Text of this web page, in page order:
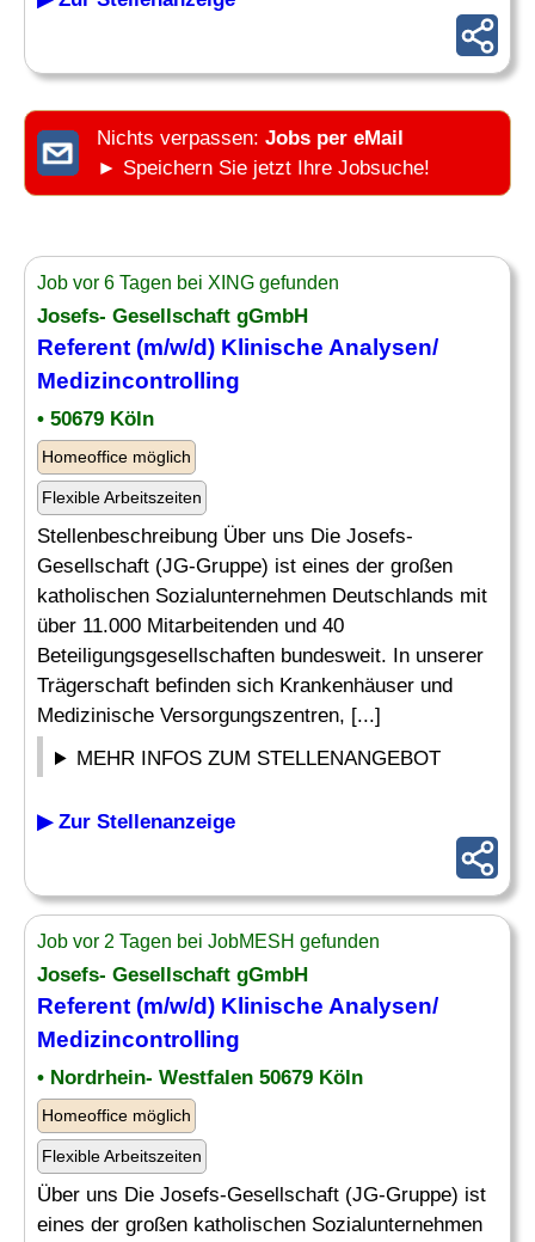
Nichts verpassen: Jobs per eMail
► Speichern Sie jetzt Ihre Jobsuche!
Job vor 6 Tagen bei XING gefunden
Josefs- Gesellschaft gGmbH
Referent (m/w/d) Klinische Analysen/
Medizincontrolling
• 50679 Köln
Homeoffice möglich
Flexible Arbeitszeiten
Stellenbeschreibung Über uns Die Josefs-
Gesellschaft (JG-Gruppe) ist eines der großen
katholischen Sozialunternehmen Deutschlands mit
über 11.000 Mitarbeitenden und 40
Beteiligungsgesellschaften bundesweit. In unserer
Trägerschaft befinden sich Krankenhäuser und
Medizinische Versorgungszentren, [...]
MEHR INFOS ZUM STELLENANGEBOT
▶ Zur Stellenanzeige
Job vor 2 Tagen bei JobMESH gefunden
Josefs- Gesellschaft gGmbH
Referent (m/w/d) Klinische Analysen/
Medizincontrolling
• Nordrhein- Westfalen 50679 Köln
Homeoffice möglich
Flexible Arbeitszeiten
Über uns Die Josefs-Gesellschaft (JG-Gruppe) ist
eines der großen katholischen Sozialunternehmen